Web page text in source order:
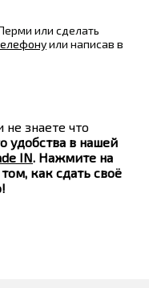
или сделать
или написав в
не знаете что
удобства в нашей
IN. Нажмите на
как сдать своё